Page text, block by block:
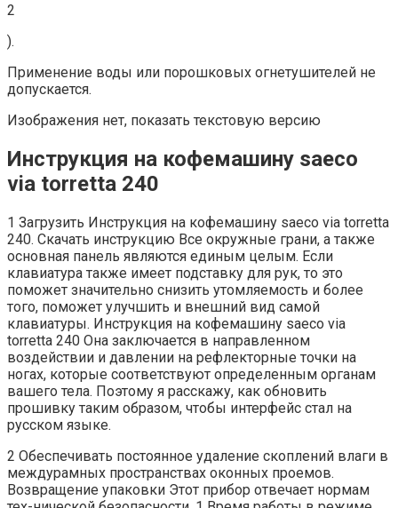
2
).
Применение воды или порошковых огнетушителей не
допускается.
Изображения нет, показать текстовую версию
Инструкция на кофемашину saeco
via torretta 240
1 Загрузить Инструкция на кофемашину saeco via torretta
240. Скачать инструкцию Все окружные грани, а также
основная панель являются единым целым. Если
клавиатура также имеет подставку для рук, то это
поможет значительно снизить утомляемость и более
того, поможет улучшить и внешний вид самой
клавиатуры. Инструкция на кофемашину saeco via
torretta 240 Она заключается в направленном
воздействии и давлении на рефлекторные точки на
ногах, которые соответствуют определенным органам
вашего тела. Поэтому я расскажу, как обновить
прошивку таким образом, чтобы интерфейс стал на
русском языке.
2 Обеспечивать постоянное удаление скоплений влаги в
междурамных пространствах оконных проемов.
Возвращение упаковки Этот прибор отвечает нормам